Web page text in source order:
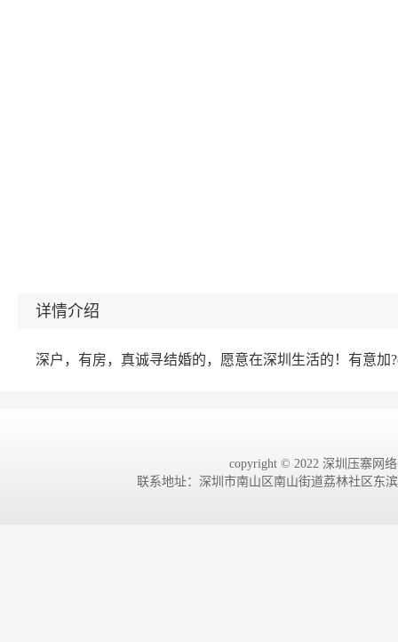
详情介绍
深户，有房，真诚寻结婚的，愿意在深圳生活的！有意加
copyright © 2022 深圳压寨网
联系地址：深圳市南山区南山街道荔林社区东